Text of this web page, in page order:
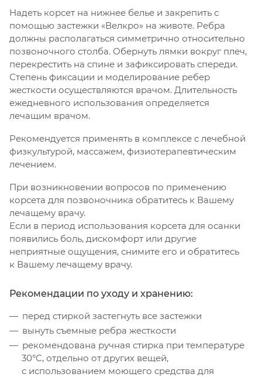
Надеть корсет на нижнее белье и закрепить с
помощью застежки «Велкро» на животе. Ребра
должны располагаться симметрично относительно
позвоночного столба. Обернуть лямки вокруг плеч,
перекрестить на спине и зафиксировать спереди.
Степень фиксации и моделирование ребер
жесткости осуществляются врачом. Длительность
ежедневного использования определяется
лечащим врачом.
Рекомендуется применять в комплексе с лечебной
физкультурой, массажем, физиотерапевтическим
лечением.
При возникновении вопросов по применению
корсета для позвоночника обратитесь к Вашему
лечащему врачу.
Если в период использования корсета для осанки
появились боль, дискомфорт или другие
неприятные ощущения, снимите его и обратитесь
к Вашему лечащему врачу.
Рекомендации по уходу и хранению:
перед стиркой застегнуть все застежки
вынуть съемные ребра жесткости
рекомендована ручная стирка при температуре
30°C, отдельно от других вещей,
с использованием моющего средства для